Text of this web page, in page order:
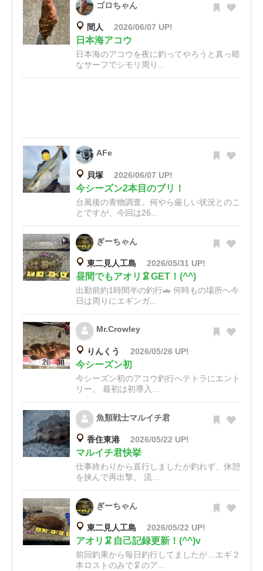
ゴロちゃん
間人 2026/06/07 UP!
日本海アコウ
日本海のアコウを夜に釣ってやろうと真っ暗
なサーフでシモリ周り...
AFe
貝塚 2026/06/07 UP!
今シーズン2本目のブリ！
台風後の青物調査。何やら厳しい状況とのこ
とですが、今回は26...
ぎーちゃん
東二見人工島 2026/05/31 UP!
昼間でもアオリ🦑GET！(^^)
出勤前約1時間半の釣行🚗 何時もの場所へ今
日は周りにエギンガ...
Mr.Crowley
りんくう 2026/05/26 UP!
今シーズン初
今シーズン初のアコウ釣行へテトラにエント
リー。 最初は初導入...
魚類戦士マルイチ君
香住東港 2026/05/22 UP!
マルイチ君快挙
仕事終わりから直行しましたが釣れず、休憩
を挟んで再出撃。 流...
ぎーちゃん
東二見人工島 2026/05/22 UP!
アオリ🦑自己記録更新！(^^)v
前回釣果から毎日釣行してましたが…エギ２
本ロストのみで🦑のア...